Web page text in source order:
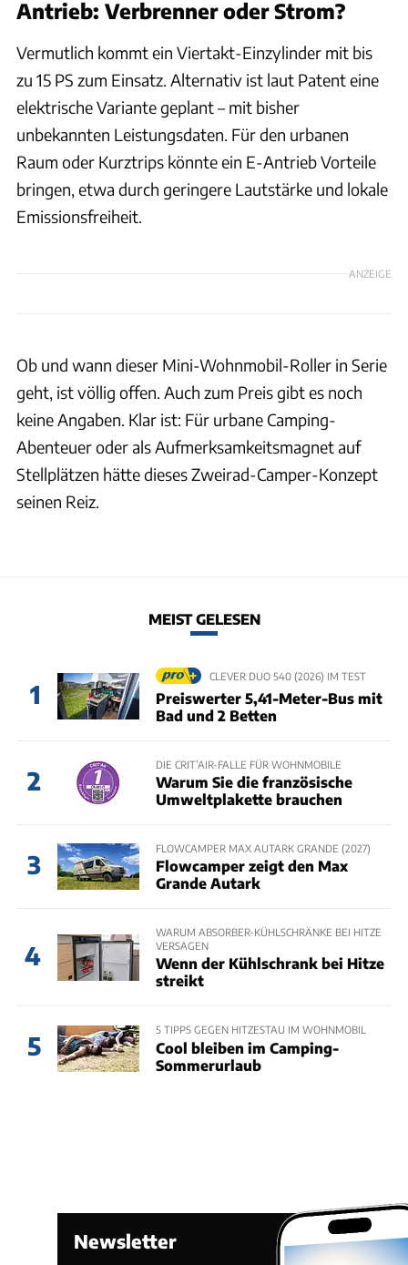
Antrieb: Verbrenner oder Strom?
Vermutlich kommt ein Viertakt-Einzylinder mit bis
zu 15 PS zum Einsatz. Alternativ ist laut Patent eine
elektrische Variante geplant – mit bisher
unbekannten Leistungsdaten. Für den urbanen
Raum oder Kurztrips könnte ein E-Antrieb Vorteile
bringen, etwa durch geringere Lautstärke und lokale
Emissionsfreiheit.
ANZEIGE
Ob und wann dieser Mini-Wohnmobil-Roller in Serie
geht, ist völlig offen. Auch zum Preis gibt es noch
keine Angaben. Klar ist: Für urbane Camping-
Abenteuer oder als Aufmerksamkeitsmagnet auf
Stellplätzen hätte dieses Zweirad-Camper-Konzept
seinen Reiz.
MEIST GELESEN
1
CLEVER DUO 540 (2026) IM TEST
Preiswerter 5,41-Meter-Bus mit
Bad und 2 Betten
2
DIE CRIT’AIR-FALLE FÜR WOHNMOBILE
Warum Sie die französische
Umweltplakette brauchen
3
FLOWCAMPER MAX AUTARK GRANDE (2027)
Flowcamper zeigt den Max
Grande Autark
4
WARUM ABSORBER-KÜHLSCHRÄNKE BEI HITZE
VERSAGEN
Wenn der Kühlschrank bei Hitze
streikt
5
5 TIPPS GEGEN HITZESTAU IM WOHNMOBIL
Cool bleiben im Camping-
Sommerurlaub
Newsletter